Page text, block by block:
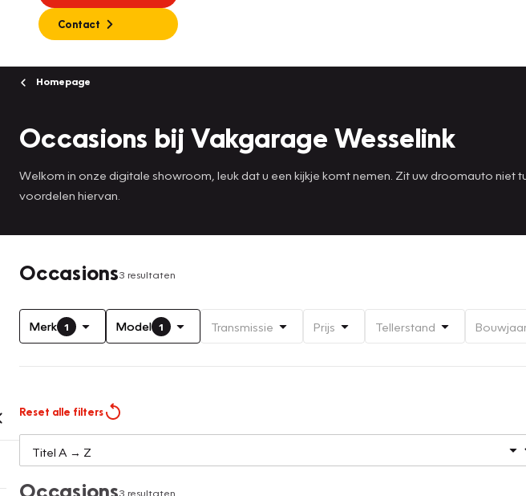
Contact
Homepage
Occasions bij Vakgarage Wesselink
Welkom in onze digitale showroom, leuk dat u een kijkje komt nemen. Zit uw droomauto niet
voordelen hiervan.
Occasions3 resultaten
Merk 1 Model 1 Transmissie Prijs Tellerstand
Reset alle filters
Occasions3 resultaten